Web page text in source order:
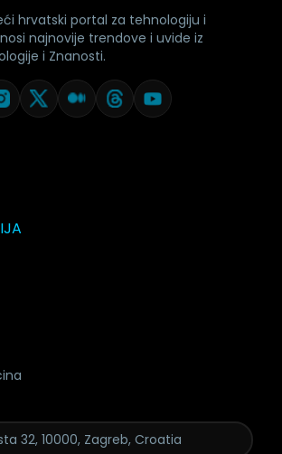
hrvatski portal za tehnologiju i
najnovije trendove i uvide iz
i Znanosti.
32, 10000, Zagreb, Croatia